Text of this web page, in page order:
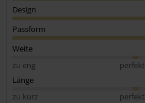
Design
Passform
Weite
zu eng
perfekt
Länge
zu kurz
perfekt